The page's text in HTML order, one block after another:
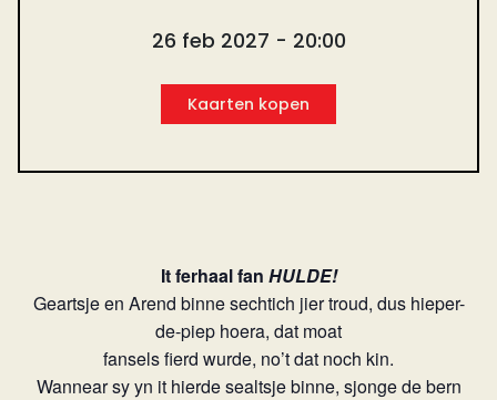
26 feb 2027 - 20:00
Kaarten kopen
It ferhaal fan HULDE!
Geartsje en Arend binne sechtich jier troud, dus hieper-
de-piep hoera, dat moat
fansels fierd wurde, no’t dat noch kin.
Wannear sy yn it hierde sealtsje binne, sjonge de bern